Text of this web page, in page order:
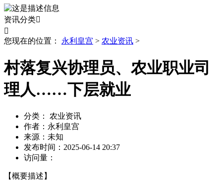
资讯分类

您现在的位置：
永利皇宫 > 农业资讯 >
村落复兴协理员、农业职业司
理人……下层就业
分类：
农业资讯
作者： 永利皇宫
来源： 未知
发布时间： 2025-06-14 20:37
访问量：
【概要描述】